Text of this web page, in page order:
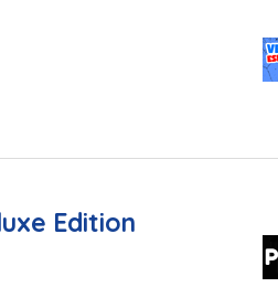
Edition